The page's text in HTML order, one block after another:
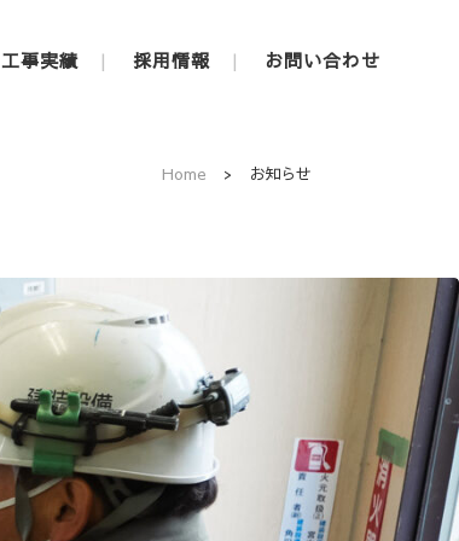
工事実績 採用情報 お問い合わせ
Home > お知らせ